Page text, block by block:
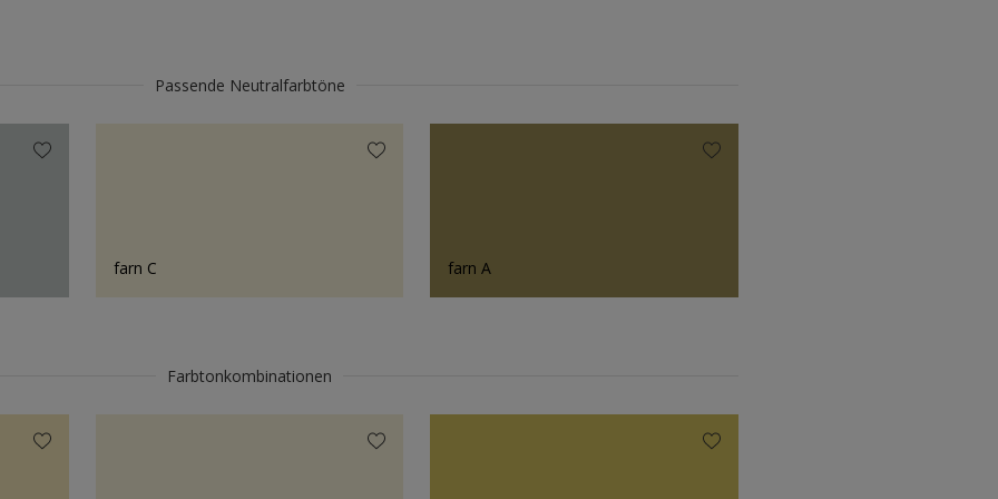
Passende Neutralfarbtöne
farn C farn A
Farbtonkombinationen